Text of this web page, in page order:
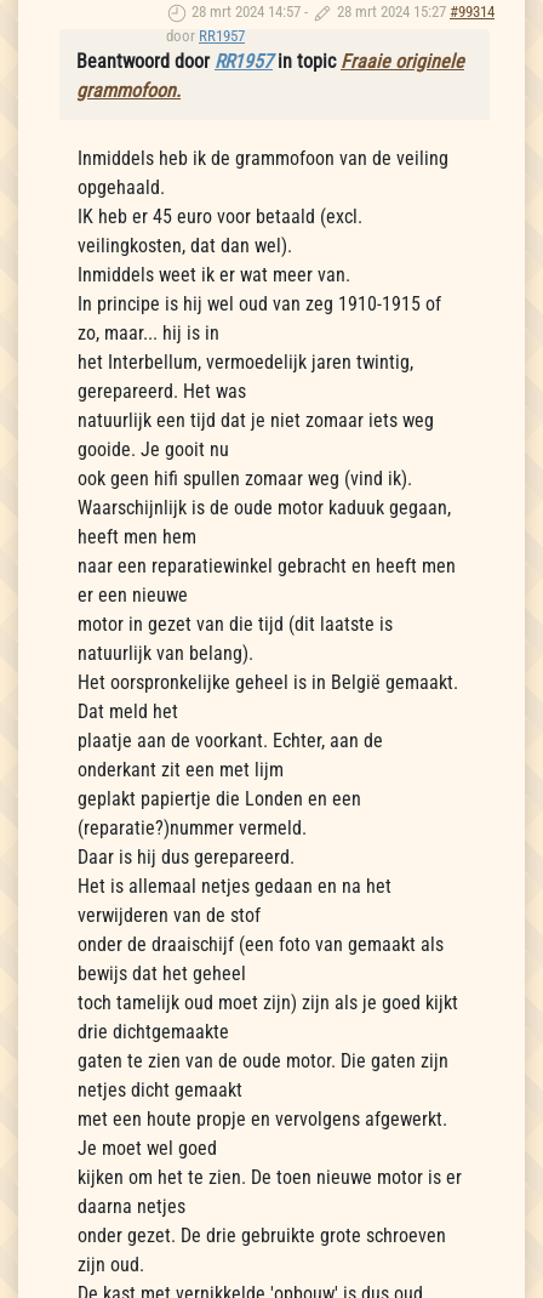
28 mrt 2024 14:57 - 28 mrt 2024 15:27 #99314
door RR1957
Beantwoord door RR1957in topic Fraaie originele
grammofoon.
Inmiddels heb ik de grammofoon van de veiling
opgehaald.
IK heb er 45 euro voor betaald (excl.
veilingkosten, dat dan wel).
Inmiddels weet ik er wat meer van.
In principe is hij wel oud van zeg 1910-1915 of
zo, maar... hij is in
het Interbellum, vermoedelijk jaren twintig,
gerepareerd. Het was
natuurlijk een tijd dat je niet zomaar iets weg
gooide. Je gooit nu
ook geen hifi spullen zomaar weg (vind ik).
Waarschijnlijk is de oude motor kaduuk gegaan,
heeft men hem
naar een reparatiewinkel gebracht en heeft men
er een nieuwe
motor in gezet van die tijd (dit laatste is
natuurlijk van belang).
Het oorspronkelijke geheel is in België gemaakt.
Dat meld het
plaatje aan de voorkant. Echter, aan de
onderkant zit een met lijm
geplakt papiertje die Londen en een
(reparatie?)nummer vermeld.
Daar is hij dus gerepareerd.
Het is allemaal netjes gedaan en na het
verwijderen van de stof
onder de draaischijf (een foto van gemaakt als
bewijs dat het geheel
toch tamelijk oud moet zijn) zijn als je goed kijkt
drie dichtgemaakte
gaten te zien van de oude motor. Die gaten zijn
netjes dicht gemaakt
met een houte propje en vervolgens afgewerkt.
Je moet wel goed
kijken om het te zien. De toen nieuwe motor is er
daarna netjes
onder gezet. De drie gebruikte grote schroeven
zijn oud.
De kast met vernikkelde 'opbouw' is dus oud